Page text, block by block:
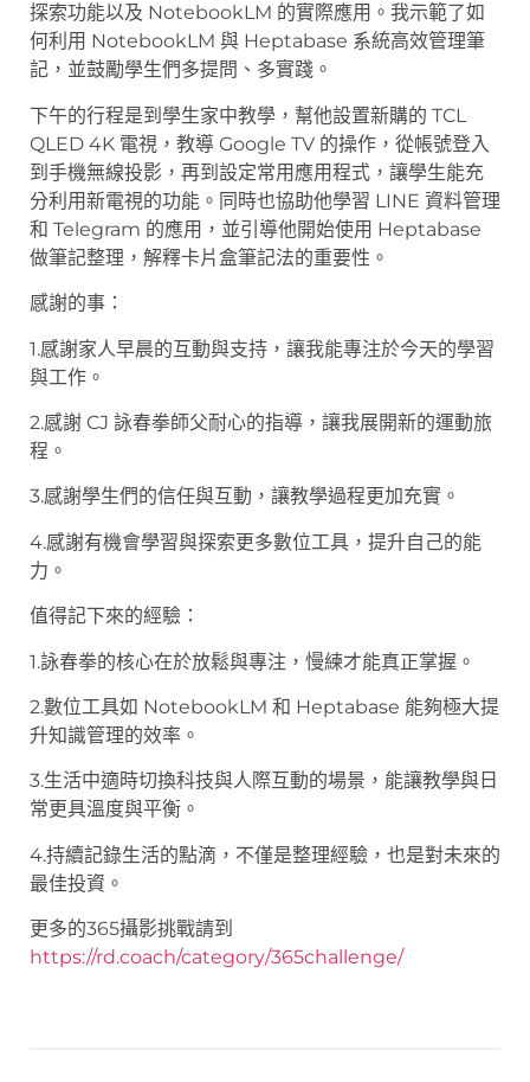
探索功能以及 NotebookLM 的實際應用。我示範了如
何利用 NotebookLM 與 Heptabase 系統高效管理筆
記，並鼓勵學生們多提問、多實踐。
下午的行程是到學生家中教學，幫他設置新購的 TCL
QLED 4K 電視，教導 Google TV 的操作，從帳號登入
到手機無線投影，再到設定常用應用程式，讓學生能充
分利用新電視的功能。同時也協助他學習 LINE 資料管理
和 Telegram 的應用，並引導他開始使用 Heptabase
做筆記整理，解釋卡片盒筆記法的重要性。
感謝的事：
1.感謝家人早晨的互動與支持，讓我能專注於今天的學習
與工作。
2.感謝 CJ 詠春拳師父耐心的指導，讓我展開新的運動旅
程。
3.感謝學生們的信任與互動，讓教學過程更加充實。
4.感謝有機會學習與探索更多數位工具，提升自己的能
力。
值得記下來的經驗：
1.詠春拳的核心在於放鬆與專注，慢練才能真正掌握。
2.數位工具如 NotebookLM 和 Heptabase 能夠極大提
升知識管理的效率。
3.生活中適時切換科技與人際互動的場景，能讓教學與日
常更具溫度與平衡。
4.持續記錄生活的點滴，不僅是整理經驗，也是對未來的
最佳投資。
更多的365攝影挑戰請到
https://rd.coach/category/365challenge/